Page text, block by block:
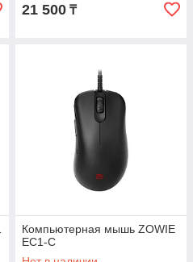
21 500 ₸
Компьютерная мышь ZOWIE
EC1-C